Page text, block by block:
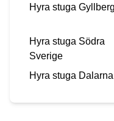
Hyra stuga
Hyra stuga Södra
Sverige
Hyra stuga Dalarna